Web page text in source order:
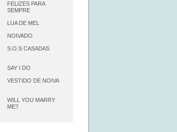
FELIZES PARA
SEMPRE
LUA DE MEL
NOIVADO
S.O.S CASADAS
SAY I DO
VESTIDO DE NOIVA
WILL YOU MARRY
ME?